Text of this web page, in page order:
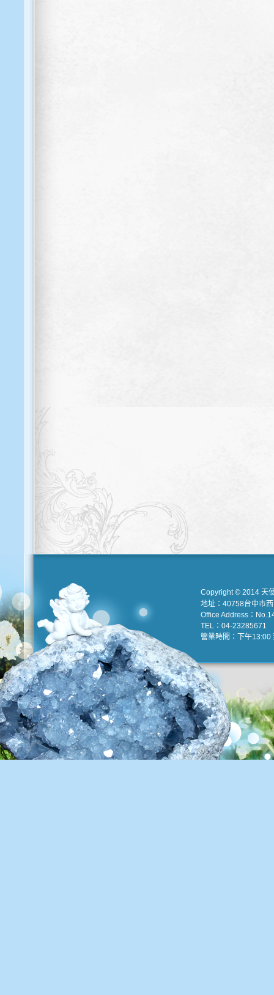
Copyright © 2014 天
地址：40758台中市
Office Address：
TEL：04-23285671
營業時間：下午13:00